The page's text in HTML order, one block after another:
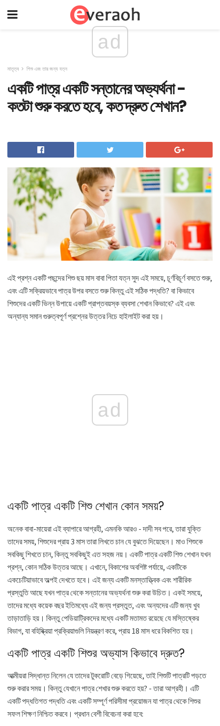
ad
মাতৃত্ব শিশু এবং তার জন্য যত্ন
একটি পাত্র একটি সন্তানের অভ্যর্থনা -
কতটা শুরু করতে হবে, কত দ্রুত শেখান?
এই প্রশ্ন একটি পছন্দের শিশু ছয় মাস বাবা পিতা যত্ন সুদ এই সময়ে, চূর্ণবিচূর্ণ বসতে শুরু,
এবং এটি সক্রিয়ভাবে পাত্র উপর বসতে শুরু কিন্তু এই সঠিক পদ্ধতি? বা কিভাবে
শিশুদের একটি ভিন্ন উপায়ে একটি প্রাপ্তবয়স্ক ব্যবসা শেখান কিভাবে? এই এবং
অন্যান্য সমান গুরুত্বপূর্ণ প্রশ্নের উত্তর নিচে হাইলাইট করা হয়।
ad
একটি পাত্র একটি শিশু শেখান কোন সময়?
অনেক বাবা-মায়েরা এই ব্যাপারে আগ্রহী, এমনকি আরও - দাদী সব পরে, তারা যুক্তি
তাদের সময়, শিশুদের প্রায় 3 মাস তারা লিখতে চান যে বুঝতে দিয়েছেন। মাও শিশুকে
সবকিছু শিখতে চান, কিন্তু সবকিছুই এত সহজ নয়। একটি পাত্র একটি শিশু শেখান যখন
প্রশ্ন, কোন সঠিক উত্তর আছে। এখানে, বিকাশের অবশিষ্ট পর্যায়ে, একটিকে
একচেটিয়াভাবে অল্পই দেখতে হবে। এই জন্য একটি মনস্তাত্ত্বিক এবং শারীরিক
প্রস্তুতি আছে যখন পাত্র থেকে সন্তানের অভ্যর্থনা শুরু করা উচিত। একই সময়ে,
তাদের মধ্যে কয়েক বছর ইতিমধ্যে এই জন্য প্রস্তুত, এবং অন্যদের এটি জন্য খুব
তাড়াতাড়ি হয়। কিন্তু পেডিয়াট্রিকদের মধ্যে একটি মতামত রয়েছে যে মস্তিষ্কের
বিভাগ, যা বহিষ্ক্রিয়া প্রক্রিয়াগুলি নিয়ন্ত্রণ করে, প্রায় 18 মাস ধরে বিকশিত হয়।
একটি পাত্র একটি শিশুর অভ্যাস কিভাবে দ্রুত?
আত্মীয়রা সিদ্ধান্ত নিলেন যে তাদের টুকরোটি বেড়ে গিয়েছে, তাই শিশুটি পাত্রটি পড়তে
শুরু করার সময়। কিন্তু যেখানে পাত্র শেখার শুরু করতে হয়? - তারা আগ্রহী। এটি
একটি পদ্ধতিগত পদ্ধতি এবং একটি সম্পূর্ণ পরিসীমা প্রয়োজন যা পাত্র থেকে শিশুর
সফল শিক্ষণ নিশ্চিত করবে। প্রধান বেশী বিবেচনা করা হবে: